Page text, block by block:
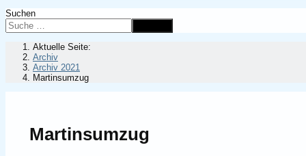
Suchen
Aktuelle Seite:
Archiv
Archiv 2021
Martinsumzug
Martinsumzug